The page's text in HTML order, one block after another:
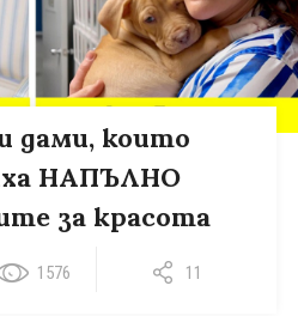
дами, които
НАПЪЛНО
за красота
1576 11